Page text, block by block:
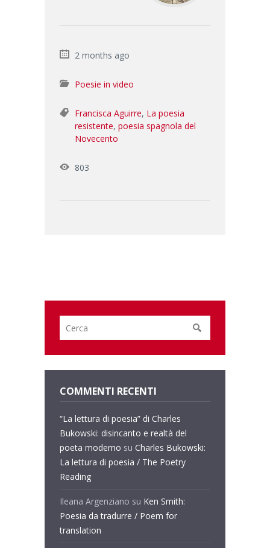
2 months ago
Poesie in video
Francisca Aguirre, La poesia
resistente, poesia spagnola del
Novecento
803
COMMENTI RECENTI
“La lettura di poesia” di Charles
Bukowski: disincanto e realtà del
poeta moderno su Charles Bukowski:
La lettura di poesia / The Poetry
Reading
Ileana Argenziano su Ken Smith:
Poesia da tradurre / Poem for
translation